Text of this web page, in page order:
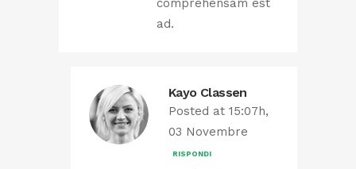
comprehensam est
ad.
Kayo Classen
Posted at 15:07h,
03 Novembre
RISPONDI